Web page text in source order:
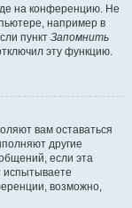
на конференцию. Не
например в
пункт Запомнить
эту функцию.
вам оставаться
другие
если эта
испытываете
возможно,